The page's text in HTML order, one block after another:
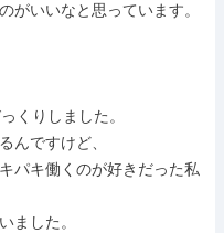
がいいなと思っています。
くりしました。
んですけど、
パキ働くのが好きだった私
ました。